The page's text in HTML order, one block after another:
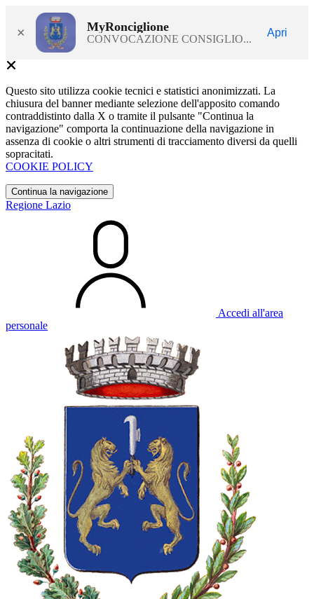
× MyRonciglione
CONVOCAZIONE CONSIGLIO...
Apri
Questo sito utilizza cookie tecnici e statistici anonimizzati. La
chiusura del banner mediante selezione dell'apposito comando
contraddistinto dalla X o tramite il pulsante "Continua la
navigazione" comporta la continuazione della navigazione in
assenza di cookie o altri strumenti di tracciamento diversi da quelli
sopracitati.
COOKIE POLICY
Continua la navigazione
Regione Lazio
Accedi all'area
personale